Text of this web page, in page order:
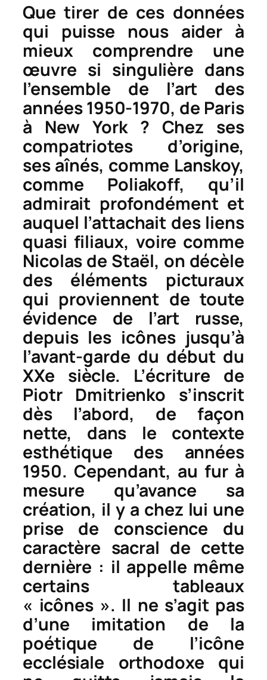
Que tirer de ces données
qui puisse nous aider à
mieux comprendre une
œuvre si singulière dans
l’ensemble de l’art des
années 1950-1970, de Paris
à New York ? Chez ses
compatriotes d’origine,
ses aînés, comme Lanskoy,
comme Poliakoff, qu’il
admirait profondément et
auquel l’attachait des liens
quasi filiaux, voire comme
Nicolas de Staël, on décèle
des éléments picturaux
qui proviennent de toute
évidence de l’art russe,
depuis les icônes jusqu’à
l’avant-garde du début du
XXe siècle. L’écriture de
Piotr Dmitrienko s’inscrit
dès l’abord, de façon
nette, dans le contexte
esthétique des années
1950. Cependant, au fur à
mesure qu’avance sa
création, il y a chez lui une
prise de conscience du
caractère sacral de cette
dernière : il appelle même
certains tableaux
« icônes ». Il ne s’agit pas
d’une imitation de la
poétique de l’icône
ecclésiale orthodoxe qui